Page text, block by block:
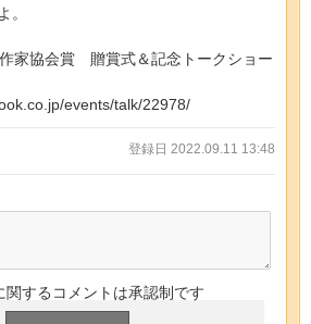
。
家協会賞 贈賞式＆記念トークショー
events/talk/22978/
登録日 2022.09.11 13:48
関するコメントは承認制です